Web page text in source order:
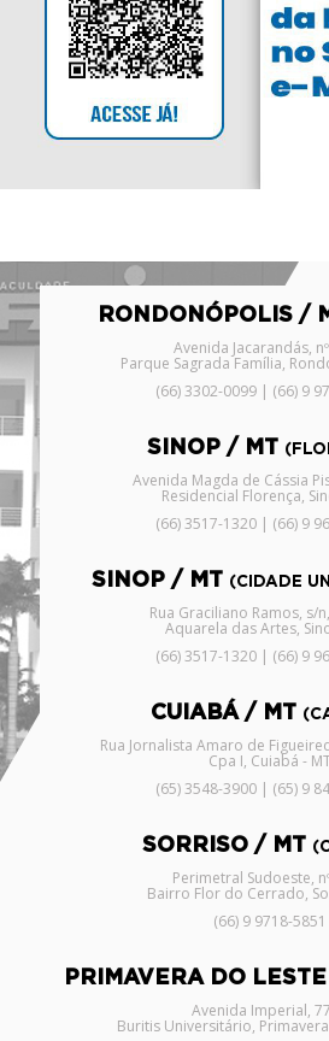
RONDONÓPOLIS /
Avenida Jacarandás,
Parque Sagrada Família,
(66) 3302-0099 | (66) 9
SINOP / MT
Avenida Magda de Cássia
Residencial Florença,
(66) 3517-1320 | (66) 9
SINOP / MT (CIDADE
Rua Graciliano Ramos, s/
Aquarela das Artes,
(66) 3517-1320 | (66) 9
CUIABÁ / MT
Rua Jornalista Amaro de
Cpa I, Cuiabá -
(65) 3548-3900 | (65) 9
SORRISO / MT
Perimetral Sudoeste,
Bairro Flor do Cerrado,
(66) 9 9718-5851
PRIMAVERA DO
Avenida Imperial,
Buritis Universitário,